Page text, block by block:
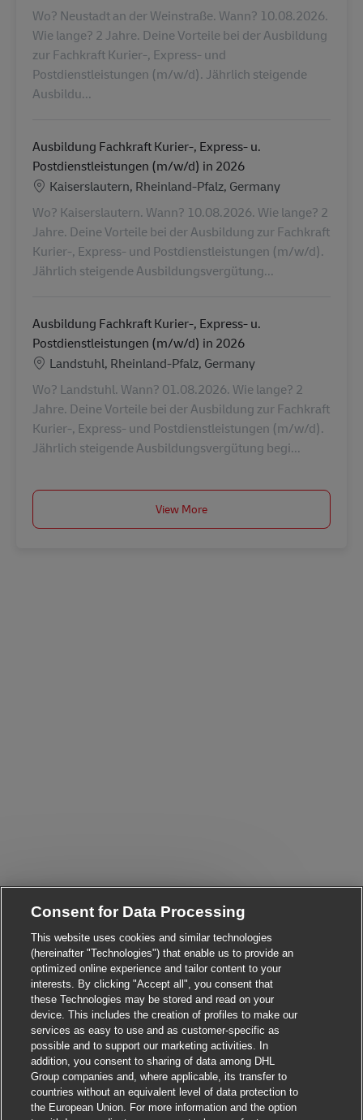
Wo? Neustadt an der Weinstraße. Wann? 10.08.2026.
Wie lange? 2 Jahre. Deine Vorteile bei der Ausbildung
zur Fachkraft Kurier-, Express- und
Postdienstleistungen (m/w/d). Jährlich steigende
Ausbildu...
Ausbildung Fachkraft Kurier-, Express- u.
Postdienstleistungen (m/w/d) in 2026
Location
Kaiserslautern, Rheinland-Pfalz, Germany
Wo? Kaiserslautern. Wann? 10.08.2026. Wie lange? 2
Jahre. Deine Vorteile bei der Ausbildung zur Fachkraft
Kurier-, Express- und Postdienstleistungen (m/w/d).
Jährlich steigende Ausbildungsvergütung...
Ausbildung Fachkraft Kurier-, Express- u.
Postdienstleistungen (m/w/d) in 2026
Location
Landstuhl, Rheinland-Pfalz, Germany
Wo? Landstuhl. Wann? 01.08.2026. Wie lange? 2
Jahre. Deine Vorteile bei der Ausbildung zur Fachkraft
Kurier-, Express- und Postdienstleistungen (m/w/d).
Jährlich steigende Ausbildungsvergütung begi...
View More
Are you interested in this job? Close chatbot
I'm interested Find similar jobs
Consent for Data Processing
This website uses cookies and similar technologies
(hereinafter "Technologies") that enable us to provide an
optimized online experience and tailor content to your
interests. By clicking "Accept all", you consent that
these Technologies may be stored and read on your
device. This includes the creation of profiles to make our
services as easy to use and as customer-specific as
possible and to support our marketing activities. In
addition, you consent to sharing of data among DHL
Group companies and, where applicable, its transfer to
countries without an equivalent level of data protection to
the European Union. For more information and the option